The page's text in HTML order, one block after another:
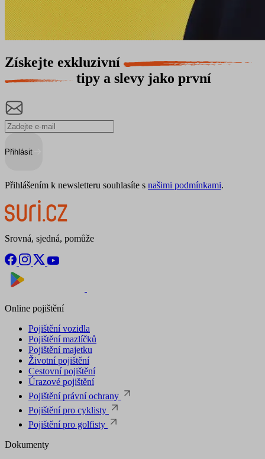
Získejte exkluzivní
tipy a slevy jako první
Přihlásit
Přihlášením k newsletteru souhlasíte s našimi podmínkami.
Srovná, sjedná, pomůže
Online pojištění
Pojištění vozidla
Pojištění mazlíčků
Pojištění majetku
Životní pojištění
Cestovní pojištění
Úrazové pojištění
Pojištění právní ochrany
Pojištění pro cyklisty
Pojištění pro golfisty
Dokumenty